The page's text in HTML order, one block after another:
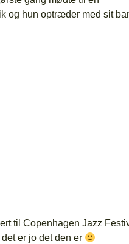
og hun optræder med sit
til Copenhagen Jazz
er jo det den er